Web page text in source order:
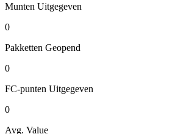
Munten Uitgegeven
0
Pakketten Geopend
0
FC-punten Uitgegeven
0
Avg. Value